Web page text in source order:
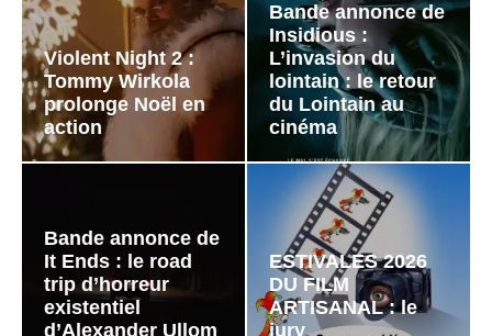
Violent Night 2 :
Tommy Wirkola
prolonge Noël en
action
Bande annonce de
Insidious :
L’invasion du
lointain : le retour
du Lointain au
cinéma
Bande annonce de
It Ends : le road
trip d’horreur
existentiel
d’Alexander Ullom
ESTIVALES 2026
DU FILM
ARTISANAL : le
jury